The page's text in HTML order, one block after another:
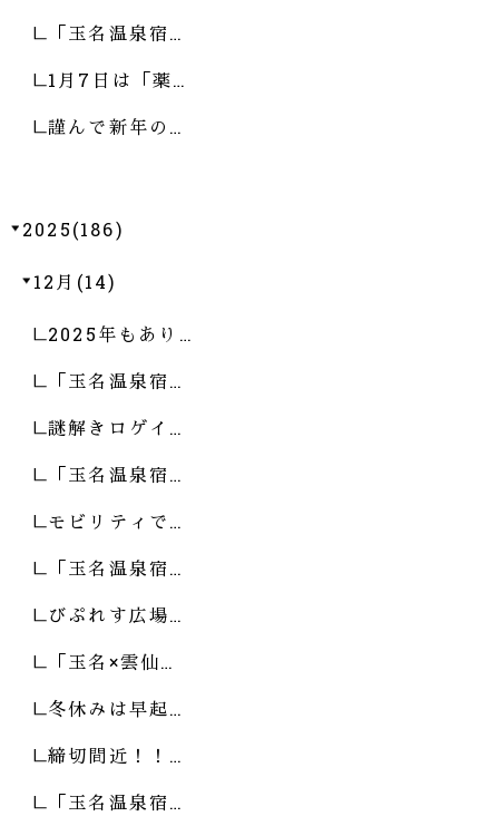
「玉名温泉宿…
1月7日は「薬…
謹んで新年の…
2025(186)
12月(14)
2025年もあり…
「玉名温泉宿…
謎解きロゲイ…
「玉名温泉宿…
モビリティで…
「玉名温泉宿…
びぷれす広場…
「玉名×雲仙…
冬休みは早起…
締切間近！！…
「玉名温泉宿…